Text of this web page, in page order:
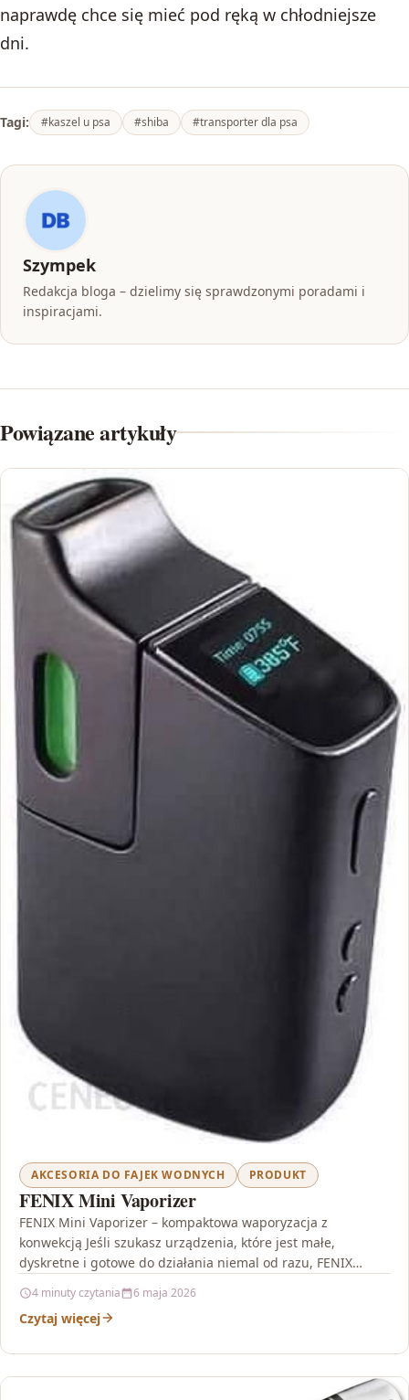
naprawdę chce się mieć pod ręką w chłodniejsze
dni.
Tagi: #kaszel u psa #shiba #transporter dla psa
Szympek
Redakcja bloga – dzielimy się sprawdzonymi poradami i
inspiracjami.
Powiązane artykuły
AKCESORIA DO FAJEK WODNYCH PRODUKT
FENIX Mini Vaporizer
FENIX Mini Vaporizer – kompaktowa waporyzacja z
konwekcją Jeśli szukasz urządzenia, które jest małe,
dyskretne i gotowe do działania niemal od razu, FENIX
4 minuty czytania 6 maja 2026
Czytaj więcej